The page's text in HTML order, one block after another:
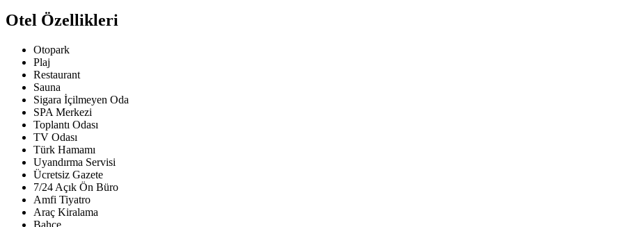
Otel Özellikleri
Otopark
Plaj
Restaurant
Sauna
Sigara İçilmeyen Oda
SPA Merkezi
Toplantı Odası
TV Odası
Türk Hamamı
Uyandırma Servisi
Ücretsiz Gazete
7/24 Açık Ön Büro
Amfi Tiyatro
Araç Kiralama
Bahçe